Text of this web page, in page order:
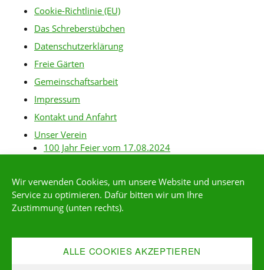
Wir verwenden Cookies, um unsere Website und unseren
Service zu optimieren. Dafür bitten wir um Ihre
Zustimmung (unten rechts).
ALLE COOKIES AKZEPTIEREN
Cookie-Richtlinie (EU)
Das Schreberstübchen
Datenschutzerklärung
Freie Gärten
Gemeinschaftsarbeit
Impressum
Kontakt und Anfahrt
Unser Verein
100 Jahr Feier vom 17.08.2024
Gartenanlagen
Gartenordnung
Kleingärtner*in werden
Mitgliederservice